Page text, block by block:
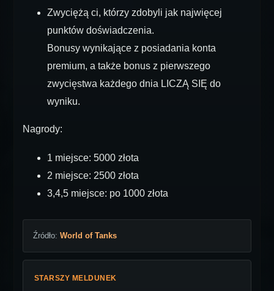
Zwyciężą ci, którzy zdobyli jak najwięcej
punktów doświadczenia.
Bonusy wynikające z posiadania konta
premium, a także bonus z pierwszego
zwycięstwa każdego dnia LICZĄ SIĘ do
wyniku.
Nagrody:
1 miejsce: 5000 złota
2 miejsce: 2500 złota
3,4,5 miejsce: po 1000 złota
Źródło: World of Tanks
STARSZY MELDUNEK